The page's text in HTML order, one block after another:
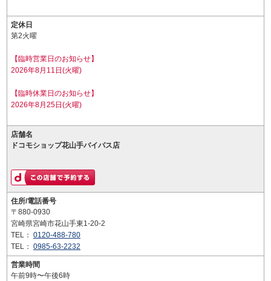
定休日
第2火曜
【臨時営業日のお知らせ】
2026年8月11日(火曜)
【臨時休業日のお知らせ】
2026年8月25日(火曜)
店舗名
ドコモショップ花山手バイパス店
住所/電話番号
〒880-0930
宮崎県宮崎市花山手東1-20-2
TEL： 0120-488-780
TEL： 0985-63-2232
営業時間
午前9時〜午後6時